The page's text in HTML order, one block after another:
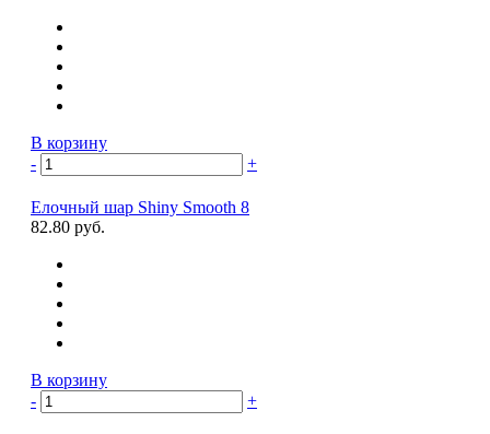
В корзину
-
+
Елочный шар Shiny Smooth 8
82.80 руб.
В корзину
-
+